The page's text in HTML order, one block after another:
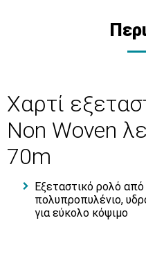
Χαρτί
Non Woven
70m
Εξεταστικό ρολό
πολυπροπυλένιο,
για εύκολο κόψιμο